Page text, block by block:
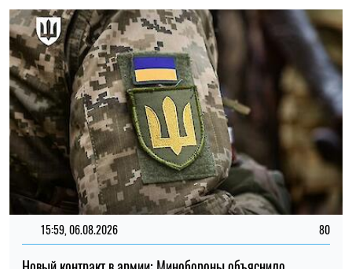
правила расчета будущей отсрочки
Ирина Де Люсто